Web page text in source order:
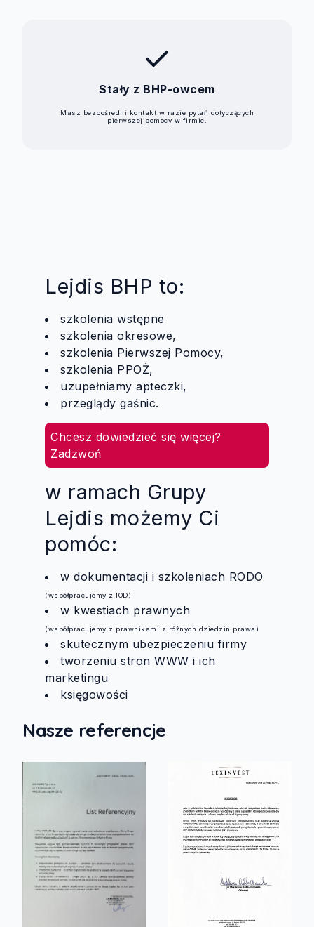
check
Stały z BHP-owcem
Masz bezpośredni kontakt w razie pytań dotyczących
pierwszej pomocy w firmie.
Lejdis BHP to:
szkolenia wstępne
szkolenia okresowe,
szkolenia Pierwszej Pomocy,
szkolenia PPOŻ,
uzupełniamy apteczki,
przeglądy gaśnic.
Chcesz dowiedzieć się więcej?
Zadzwoń
w ramach Grupy
Lejdis możemy Ci
pomóc:
w dokumentacji i szkoleniach RODO
(współpracujemy z IOD)
w kwestiach prawnych
(współpracujemy z prawnikami z różnych dziedzin prawa)
skutecznym ubezpieczeniu firmy
tworzeniu stron WWW i ich
marketingu
księgowości
Nasze referencje